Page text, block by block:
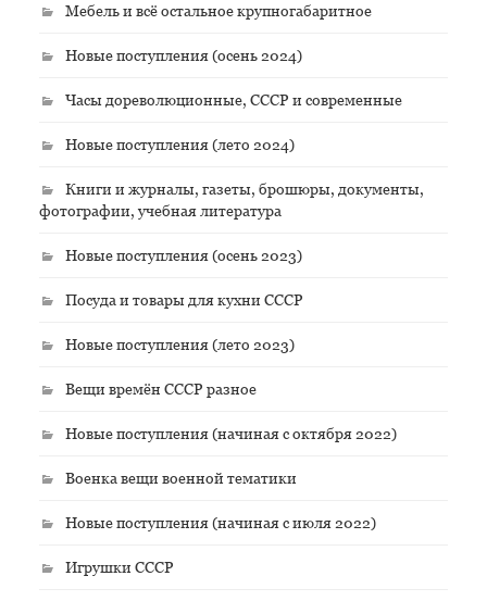
Мебель и всё остальное крупногабаритное
Новые поступления (осень 2024)
Часы дореволюционные, СССР и современные
Новые поступления (лето 2024)
Книги и журналы, газеты, брошюры, документы,
фотографии, учебная литература
Новые поступления (осень 2023)
Посуда и товары для кухни СССР
Новые поступления (лето 2023)
Вещи времён СССР разное
Новые поступления (начиная с октября 2022)
Военка вещи военной тематики
Новые поступления (начиная с июля 2022)
Игрушки СССР